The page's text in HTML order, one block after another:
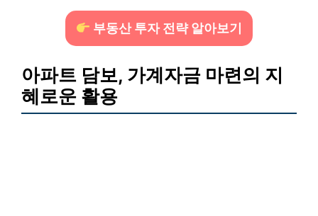
부동산 투자 전략 알아보기
아파트 담보, 가계자금 마련의 지
혜로운 활용